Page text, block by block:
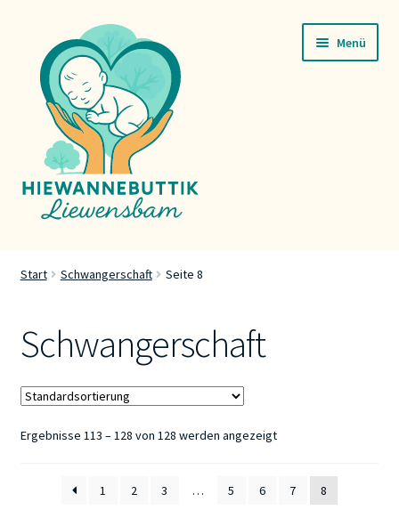
Navigation
springen
Inhalt
springen
Menü
Buttik
Press
Kontakt
Start Schwangerschaft Seite 8
Schwangerschaft
Ergebnisse 113 – 128 von 128 werden angezeigt
1 2 3 … 5 6 7 8